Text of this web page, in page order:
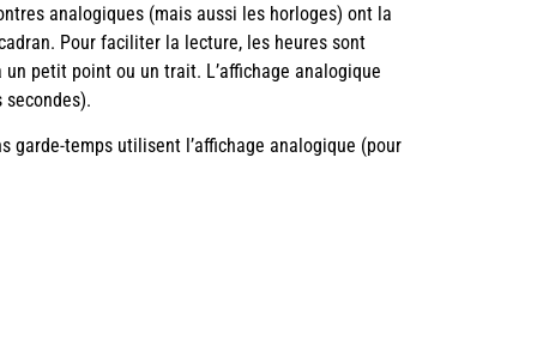
analogiques (mais aussi les horloges) ont la
Pour faciliter la lecture, les heures sont
petit point ou un trait. L’affichage analogique
garde-temps utilisent l’affichage analogique (pour